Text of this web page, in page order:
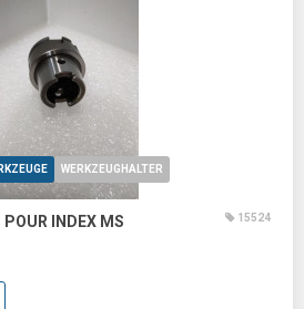
WERKZEUGHALTER
POUR INDEX MS 15524